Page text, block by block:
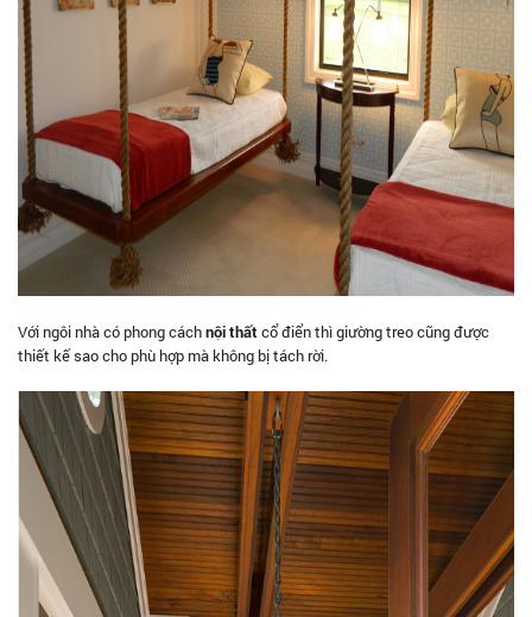
Với ngôi nhà có phong cáchnội thất cổ điển thì giường treo cũng được
thiết kế sao cho phù hợp mà không bị tách rời.